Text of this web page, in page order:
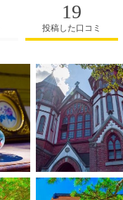
19
投稿した口コミ